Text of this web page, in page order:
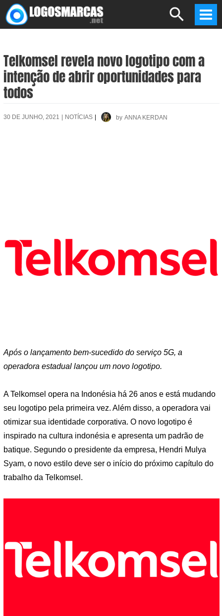
Skip
to
Search
Telkomsel revela novo logotipo com a
intenção de abrir oportunidades para
todos
30 DE JUNHO, 2021 NOTÍCIAS by ANNA KERDAN
Após o lançamento bem-sucedido do serviço 5G, a
operadora estadual lançou um novo logotipo.
A Telkomsel opera na Indonésia há 26 anos e está mudando
seu logotipo pela primeira vez. Além disso, a operadora vai
otimizar sua identidade corporativa. O novo logotipo é
inspirado na cultura indonésia e apresenta um padrão de
batique. Segundo o presidente da empresa, Hendri Mulya
Syam, o novo estilo deve ser o início do próximo capítulo do
trabalho da Telkomsel.